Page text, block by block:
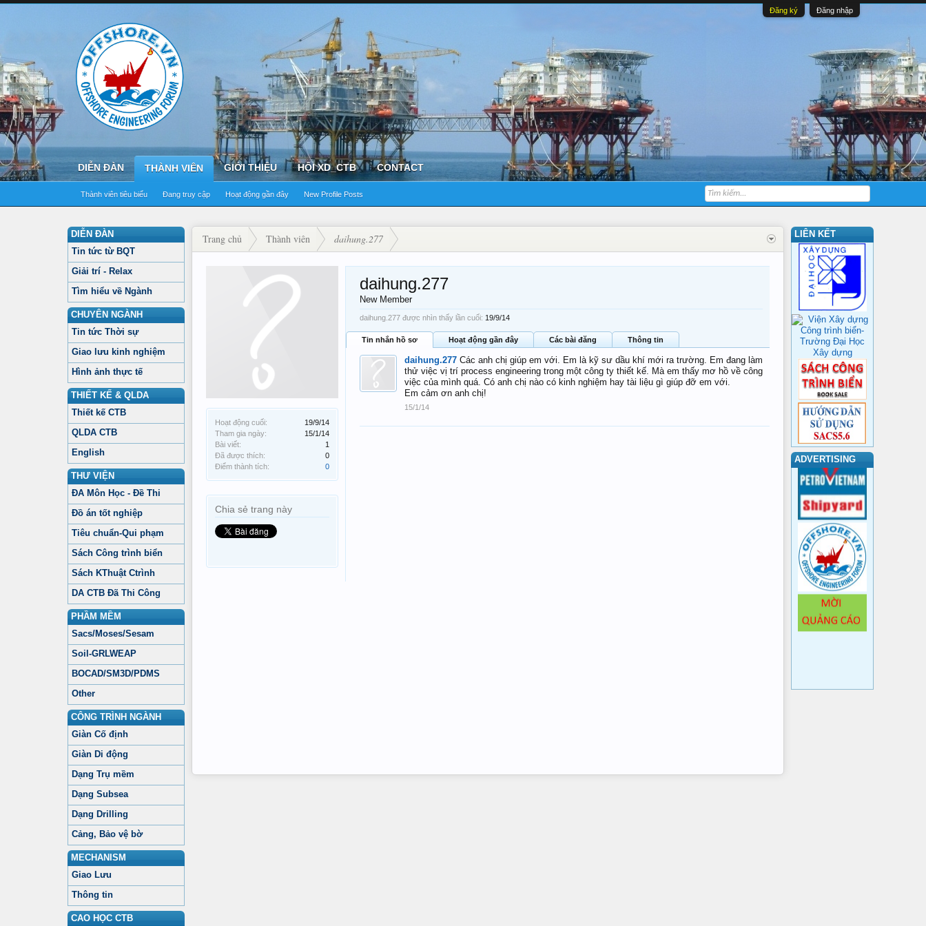
Đăng ký Đăng nhập
DIỄN ĐÀN THÀNH VIÊN
Thành viên tiêu biểu Đang truy cập Hoạt động gần đây New Profile Posts
GIỚI THIỆU HỘI XD_CTB CONTACT
DIỄN ĐÀN
Tin tức từ BQT
Giải trí - Relax
Tìm hiểu về Ngành
CHUYÊN NGÀNH
Tin tức Thời sự
Giao lưu kinh nghiệm
Hình ảnh thực tế
THIẾT KẾ & QLDA
Thiết kế CTB
QLDA CTB
English
THƯ VIỆN
ĐA Môn Học - Đề Thi
Đồ án tốt nghiệp
Tiêu chuẩn-Qui phạm
Sách Công trình biển
Sách KThuật Ctrình
DA CTB Đã Thi Công
PHẦM MỀM
Sacs/Moses/Sesam
Soil-GRLWEAP
BOCAD/SM3D/PDMS
Other
CÔNG TRÌNH NGÀNH
Giàn Cố định
Giàn Di động
Dạng Trụ mềm
Dạng Subsea
Dạng Drilling
Cảng, Bảo vệ bờ
MECHANISM
Giao Lưu
Thông tin
CAO HỌC CTB
Trang chủ Thành viên daihung.277
Hoạt động cuối:
19/9/14
Tham gia ngày:
15/1/14
Bài viết:
1
Đã được thích:
0
Điểm thành tích:
0
Chia sẻ trang này
daihung.277
New Member
daihung.277 được nhìn thấy lần cuối: 19/9/14
Tin nhắn hồ sơ Hoạt động gần đây Các bài đăng Thông tin
daihung.277 Các anh chị giúp em với. Em là kỹ sư dầu khí mới ra trường. Em đang làm
thử việc vị trí process engineering trong một công ty thiết kế. Mà em thấy mơ hồ về công
việc của mình quá. Có anh chị nào có kinh nghiệm hay tài liệu gì giúp đỡ em với.
Em cảm ơn anh chị!
15/1/14
LIÊN KẾT
ADVERTISING